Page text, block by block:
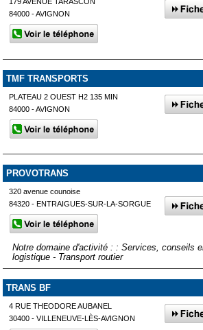
84000 - AVIGNON
TMF TRANSPORTS
PLATEAU 2 OUEST H2 135 MIN
84000 - AVIGNON
PROVOTRANS
320 avenue counoise
84320 - ENTRAIGUES-SUR-LA-SORGUE
Notre domaine d'activité : : Services, conseils
logistique - Transport routier
TRANS BF
4 RUE THEODORE AUBANEL
30400 - VILLENEUVE-LÈS-AVIGNON